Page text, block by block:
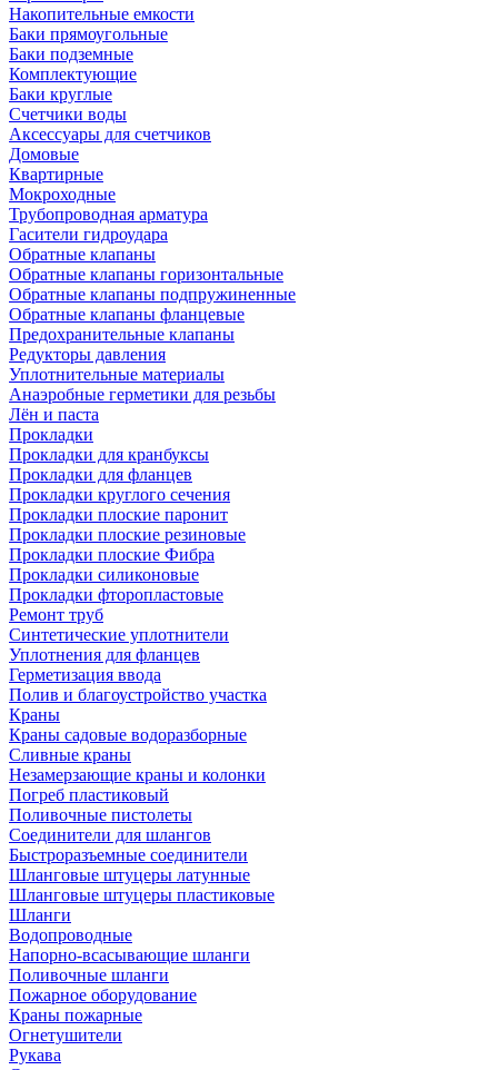
Накопительные емкости
Баки прямоугольные
Баки подземные
Комплектующие
Баки круглые
Счетчики воды
Аксессуары для счетчиков
Домовые
Квартирные
Мокроходные
Трубопроводная арматура
Гасители гидроудара
Обратные клапаны
Обратные клапаны горизонтальные
Обратные клапаны подпружиненные
Обратные клапаны фланцевые
Предохранительные клапаны
Редукторы давления
Уплотнительные материалы
Анаэробные герметики для резьбы
Лён и паста
Прокладки
Прокладки для кранбуксы
Прокладки для фланцев
Прокладки круглого сечения
Прокладки плоские паронит
Прокладки плоские резиновые
Прокладки плоские Фибра
Прокладки силиконовые
Прокладки фторопластовые
Ремонт труб
Синтетические уплотнители
Уплотнения для фланцев
Герметизация ввода
Полив и благоустройство участка
Краны
Краны садовые водоразборные
Сливные краны
Незамерзающие краны и колонки
Погреб пластиковый
Поливочные пистолеты
Соединители для шлангов
Быстроразъемные соединители
Шланговые штуцеры латунные
Шланговые штуцеры пластиковые
Шланги
Водопроводные
Напорно-всасывающие шланги
Поливочные шланги
Пожарное оборудование
Краны пожарные
Огнетушители
Рукава